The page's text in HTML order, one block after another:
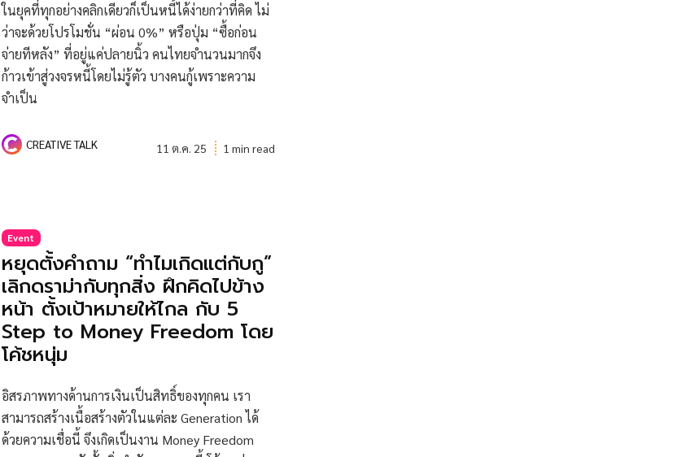
ในยุคที่ทุกอย่างคลิกเดียวก็เป็นหนี้ได้ง่ายกว่าที่คิด ไม่
ว่าจะด้วยโปรโมชั่น “ผ่อน 0%” หรือปุ่ม “ซื้อก่อน
จ่ายทีหลัง” ที่อยู่แค่ปลายนิ้ว คนไทยจำนวนมากจึง
ก้าวเข้าสู่วงจรหนี้โดยไม่รู้ตัว บางคนกู้เพราะความ
จำเป็น
CREATIVE TALK 11 ต.ค. 25 1 min read
Event
หยุดตั้งคำถาม “ทำไมเกิดแต่กับกู”
เลิกดราม่ากับทุกสิ่ง ฝึกคิดไปข้าง
หน้า ตั้งเป้าหมายให้ไกล กับ 5
Step to Money Freedom โดย
โค้ชหนุ่ม
อิสรภาพทางด้านการเงินเป็นสิทธิ์ของทุกคน เรา
สามารถสร้างเนื้อสร้างตัวในแต่ละ Generation ได้
ด้วยความเชื่อนี้ จึงเกิดเป็นงาน Money Freedom